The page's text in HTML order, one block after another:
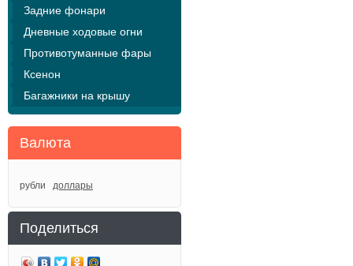
Задние фонари
Дневные ходовые огни
Противотуманные фары
Ксенон
Багажники на крышу
Валюта
рубли доллары
Поделиться